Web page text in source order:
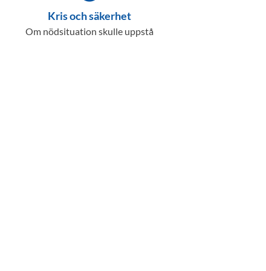
Kris och säkerhet
Om nödsituation skulle uppstå